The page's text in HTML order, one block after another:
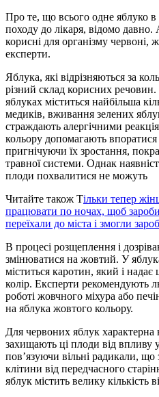
Про те, що всього одне яблуко
походу до лікаря, відомо давно.
корисні для організму червоні,
експерти.
Яблука, які відрізняються за
різний склад корисних
яблуках міститься найбільша
медиків, вживання зелених
страждають алергічними
кольору допомагають
пригнічуючи їх зростання,
травної системи. Однак
плоди похвалитися не можуть
Читайте також Тільки тепер
працювати по ночах, щоб
переїхали до міста і змогли
В процесі розщеплення і
змінюватися на жовтий. У
міститься каротин, який і
колір. Експерти рекомендують
роботі жовчного міхура або
на яблука жовтого кольору.
Для червоних яблук характерна
захищають ці плоди від впливу
пов’язуючи вільні радикали,
клітини від передчасного
яблук містить велику кількість